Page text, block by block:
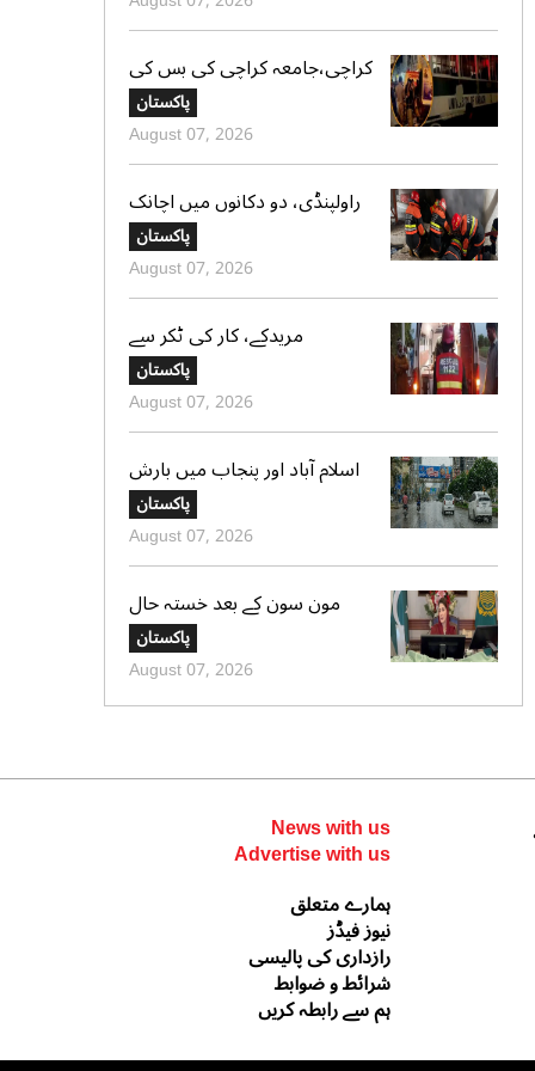
کراچی،جامعہ کراچی کی بس کی
ٹکر سے موٹر سائیکل سوار لڑکی
جاں بحق،ڈرائیور گرفتار
پاکستان
August 07, 2026
راولپنڈی، دو دکانوں میں اچانک
آگ بھڑک اٹھی، ریسکیو کی
بروقت کارروائی، بڑا نقصان ٹل
گیا
پاکستان
August 07, 2026
مریدکے، کار کی ٹکر سے
موٹرسائیکل سوار 2 دوست جاں
بحق، بچہ شدید زخمی
پاکستان
August 07, 2026
اسلام آباد اور پنجاب میں بارش
کی پیشگوئی، کراچی میں بوندا
باندی کا امکان
پاکستان
August 07, 2026
مون سون کے بعد خستہ حال
عمارتوں کا سروے کرایا جائے،
وزیراعلی پنجاب کی ہدایت
پاکستان
August 07, 2026
News with us
Advertise with us
ہمارے متعلق
نیوز فیڈز
رازداری کی پالیسی
شرائط و ضوابط
ہم سے رابطہ کریں